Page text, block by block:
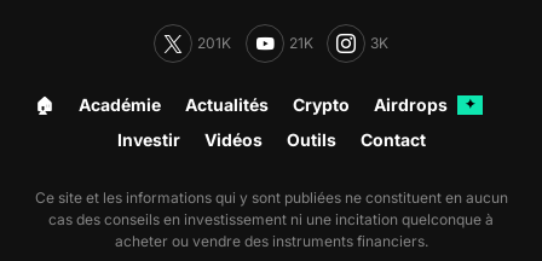
201K 21K 3K
🏠︎ Académie Actualités Crypto Airdrops ✦
Investir Vidéos Outils Contact
Ce site et les informations qui y sont publiées ne constituent en aucun
cas des conseils en investissement ni une incitation quelconque à
acheter ou vendre des instruments financiers.